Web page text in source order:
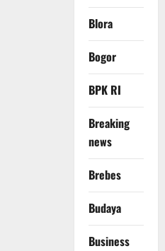
Blora
Bogor
BPK RI
Breaking
news
Brebes
Budaya
Business